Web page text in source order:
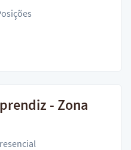
- Zona